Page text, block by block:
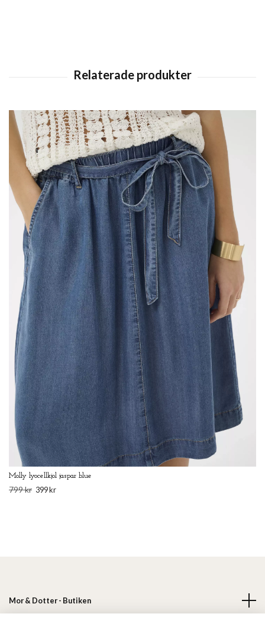
Molly lyocellkjol jaspar blue
799 kr 399 kr
Mor & Dotter - Butiken